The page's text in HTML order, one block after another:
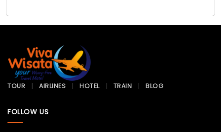
TOUR AIRLINES HOTEL TRAIN BLOG
FOLLOW US